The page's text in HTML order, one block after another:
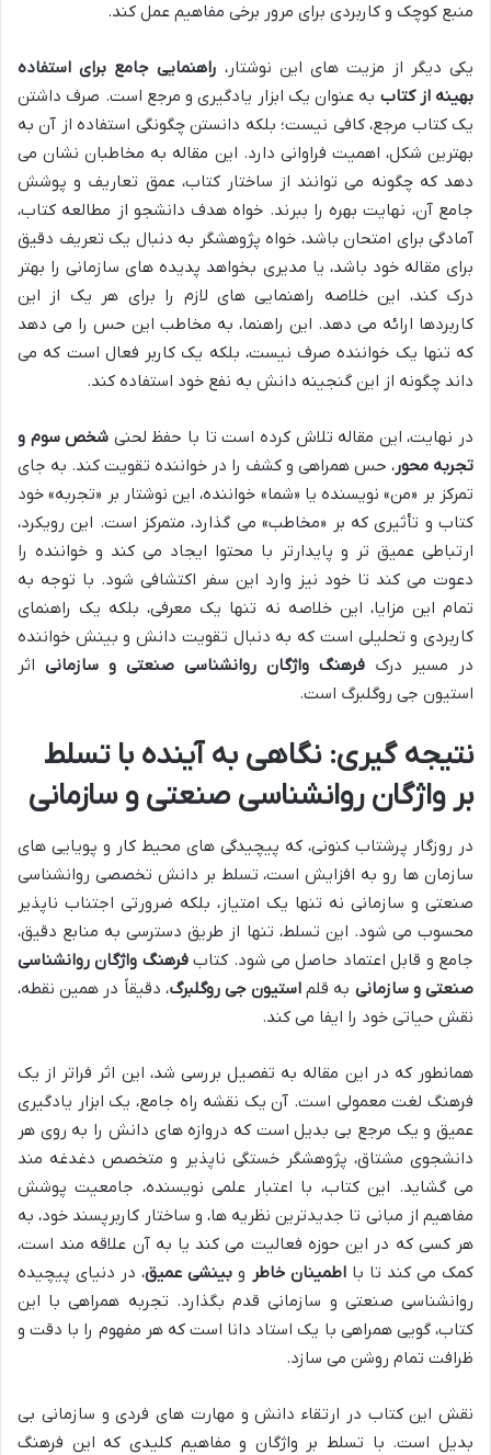
منبع کوچک و کاربردی برای مرور برخی مفاهیم عمل کند.
یکی دیگر از مزیت های این نوشتار، راهنمایی جامع برای استفاده
بهینه از کتاب به عنوان یک ابزار یادگیری و مرجع است. صرف داشتن
یک کتاب مرجع، کافی نیست؛ بلکه دانستن چگونگی استفاده از آن به
بهترین شکل، اهمیت فراوانی دارد. این مقاله به مخاطبان نشان می
دهد که چگونه می توانند از ساختار کتاب، عمق تعاریف و پوشش
جامع آن، نهایت بهره را ببرند. خواه هدف دانشجو از مطالعه کتاب،
آمادگی برای امتحان باشد، خواه پژوهشگر به دنبال یک تعریف دقیق
برای مقاله خود باشد، یا مدیری بخواهد پدیده های سازمانی را بهتر
درک کند، این خلاصه راهنمایی های لازم را برای هر یک از این
کاربردها ارائه می دهد. این راهنما، به مخاطب این حس را می دهد
که تنها یک خواننده صرف نیست، بلکه یک کاربر فعال است که می
داند چگونه از این گنجینه دانش به نفع خود استفاده کند.
در نهایت، این مقاله تلاش کرده است تا با حفظ لحنی شخص سوم و
تجربه محور، حس همراهی و کشف را در خواننده تقویت کند. به جای
تمرکز بر «من» نویسنده یا «شما» خواننده، این نوشتار بر «تجربه» خود
کتاب و تأثیری که بر «مخاطب» می گذارد، متمرکز است. این رویکرد،
ارتباطی عمیق تر و پایدارتر با محتوا ایجاد می کند و خواننده را
دعوت می کند تا خود نیز وارد این سفر اکتشافی شود. با توجه به
تمام این مزایا، این خلاصه نه تنها یک معرفی، بلکه یک راهنمای
کاربردی و تحلیلی است که به دنبال تقویت دانش و بینش خواننده
در مسیر درک فرهنگ واژگان روانشناسی صنعتی و سازمانی اثر
استیون جی روگلبرگ است.
نتیجه گیری: نگاهی به آینده با تسلط
بر واژگان روانشناسی صنعتی و سازمانی
در روزگار پرشتاب کنونی، که پیچیدگی های محیط کار و پویایی های
سازمان ها رو به افزایش است، تسلط بر دانش تخصصی روانشناسی
صنعتی و سازمانی نه تنها یک امتیاز، بلکه ضرورتی اجتناب ناپذیر
محسوب می شود. این تسلط، تنها از طریق دسترسی به منابع دقیق،
جامع و قابل اعتماد حاصل می شود. کتابفرهنگ واژگان روانشناسی
صنعتی و سازمانی به قلم استیون جی روگلبرگ، دقیقاً در همین نقطه،
نقش حیاتی خود را ایفا می کند.
همانطور که در این مقاله به تفصیل بررسی شد، این اثر فراتر از یک
فرهنگ لغت معمولی است. آن یک نقشه راه جامع، یک ابزار یادگیری
عمیق و یک مرجع بی بدیل است که دروازه های دانش را به روی هر
دانشجوی مشتاق، پژوهشگر خستگی ناپذیر و متخصص دغدغه مند
می گشاید. این کتاب، با اعتبار علمی نویسنده، جامعیت پوشش
مفاهیم از مبانی تا جدیدترین نظریه ها، و ساختار کاربرپسند خود، به
هر کسی که در این حوزه فعالیت می کند یا به آن علاقه مند است،
کمک می کند تا بااطمینان خاطر و بینشی عمیق، در دنیای پیچیده
روانشناسی صنعتی و سازمانی قدم بگذارد. تجربه همراهی با این
کتاب، گویی همراهی با یک استاد دانا است که هر مفهوم را با دقت و
ظرافت تمام روشن می سازد.
نقش این کتاب در ارتقاء دانش و مهارت های فردی و سازمانی بی
بدیل است. با تسلط بر واژگان و مفاهیم کلیدی که این فرهنگ